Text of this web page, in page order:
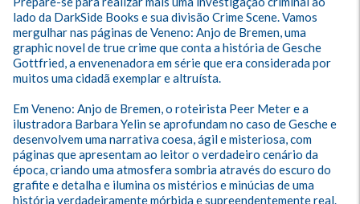
lado da DarkSide Books e sua divisão Crime Scene. Vamos
mergulhar nas páginas de Veneno: Anjo de Bremen, uma
graphic novel de true crime que conta a história de Gesche
Gottfried, a envenenadora em série que era considerada por
muitos uma cidadã exemplar e altruísta.
Em Veneno: Anjo de Bremen, o roteirista Peer Meter e a
ilustradora Barbara Yelin se aprofundam no caso de Gesche e
desenvolvem uma narrativa coesa, ágil e misteriosa, com
páginas que apresentam ao leitor o verdadeiro cenário da
época, criando uma atmosfera sombria através do escuro do
grafite e detalha e ilumina os mistérios e minúcias de uma
história verdadeiramente mórbida e supreendentemente real.